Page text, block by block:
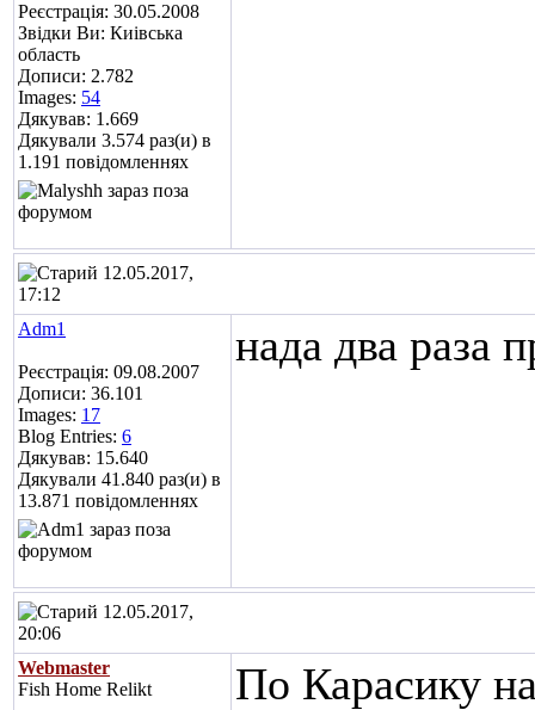
Реєстрація: 30.05.2008
Звідки Ви: Киівська
область
Дописи: 2.782
Images: 54
Дякував: 1.669
Дякували 3.574 раз(и) в
1.191 повідомленнях
12.05.2017,
17:12
Adm1
Реєстрація: 09.08.2007
Дописи: 36.101
Images: 17
Blog Entries: 6
Дякував: 15.640
Дякували 41.840 раз(и) в
13.871 повідомленнях
нада два раза
12.05.2017,
20:06
Webmaster
Fish Home Relikt
По Карасику